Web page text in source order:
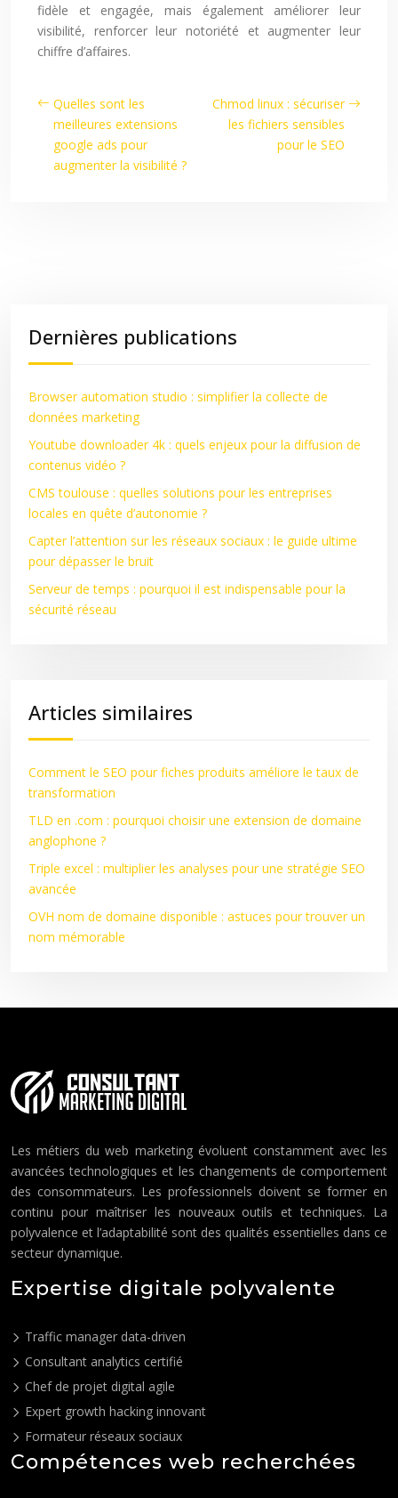
fidèle et engagée, mais également améliorer leur
visibilité, renforcer leur notoriété et augmenter leur
chiffre d’affaires.
Quelles sont les
meilleures extensions
google ads pour
augmenter la visibilité ?
Chmod linux : sécuriser
les fichiers sensibles
pour le SEO
Dernières publications
Browser automation studio : simplifier la collecte de
données marketing
Youtube downloader 4k : quels enjeux pour la diffusion de
contenus vidéo ?
CMS toulouse : quelles solutions pour les entreprises
locales en quête d’autonomie ?
Capter l’attention sur les réseaux sociaux : le guide ultime
pour dépasser le bruit
Serveur de temps : pourquoi il est indispensable pour la
sécurité réseau
Articles similaires
Comment le SEO pour fiches produits améliore le taux de
transformation
TLD en .com : pourquoi choisir une extension de domaine
anglophone ?
Triple excel : multiplier les analyses pour une stratégie SEO
avancée
OVH nom de domaine disponible : astuces pour trouver un
nom mémorable
Les métiers du web marketing évoluent constamment avec les
avancées technologiques et les changements de comportement
des consommateurs. Les professionnels doivent se former en
continu pour maîtriser les nouveaux outils et techniques. La
polyvalence et l’adaptabilité sont des qualités essentielles dans ce
secteur dynamique.
Expertise digitale polyvalente
Traffic manager data-driven
Consultant analytics certifié
Chef de projet digital agile
Expert growth hacking innovant
Formateur réseaux sociaux
Compétences web recherchées